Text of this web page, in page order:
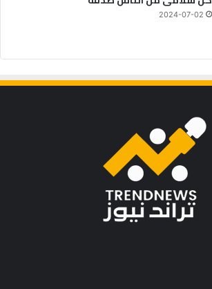
2024-07-02